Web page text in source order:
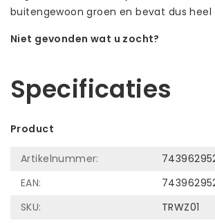
buitengewoon groen en bevat dus heel
Niet gevonden wat u zocht?
Specificaties
Product
Artikelnummer:
EAN:
SKU:
TRWZ01